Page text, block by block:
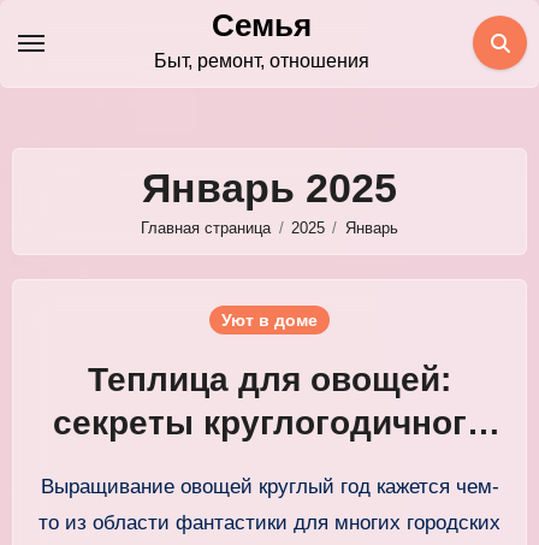
содержимому
Семья
Быт, ремонт, отношения
Январь 2025
Главная страница 2025 Январь
Уют в доме
Теплица для овощей:
секреты круглогодичного
Выращивание овощей круглый год кажется чем-
то из области фантастики для многих городских